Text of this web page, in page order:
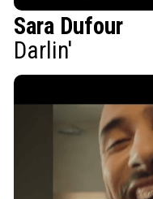
Sara Dufour
Darlin'